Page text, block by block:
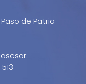
de Patria –